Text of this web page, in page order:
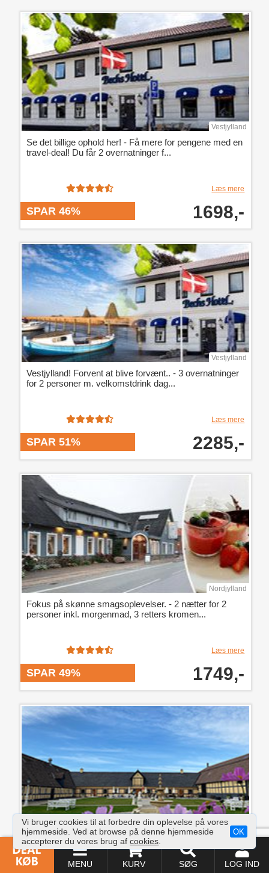
MENU KURV SØG LOG IND
Vestjylland
Se det billige ophold her! - Få mere for pengene med en
travel-deal! Du får 2 overnatninger f...
Læs mere
SPAR 46% 1698,-
Vestjylland
Vestjylland! Forvent at blive forvænt.. - 3 overnatninger
for 2 personer m. velkomstdrink dag...
Læs mere
SPAR 51% 2285,-
Nordjylland
Fokus på skønne smagsoplevelser. - 2 nætter for 2
personer inkl. morgenmad, 3 retters kromen...
Læs mere
SPAR 49% 1749,-
Fyn og øerne
Billedskønne omgivelser og skøn mad. - En
overnatning for 2 pers. i suite m. jacuzzi inkl. mo...
Vi bruger cookies til at forbedre din oplevelse på vores
hjemmeside. Ved at browse på denne hjemmeside
accepterer du vores brug afcookies
OK